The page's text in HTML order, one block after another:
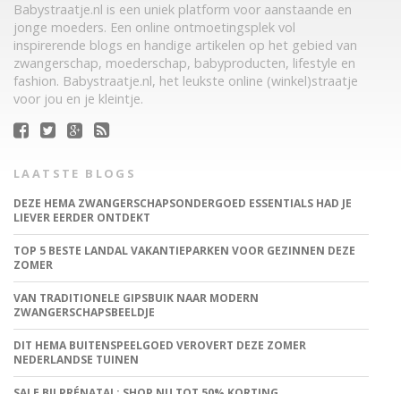
Babystraatje.nl is een uniek platform voor aanstaande en
jonge moeders. Een online ontmoetingsplek vol
inspirerende blogs en handige artikelen op het gebied van
zwangerschap, moederschap, babyproducten, lifestyle en
fashion. Babystraatje.nl, het leukste online (winkel)straatje
voor jou en je kleintje.
LAATSTE BLOGS
DEZE HEMA ZWANGERSCHAPSONDERGOED ESSENTIALS HAD JE
LIEVER EERDER ONTDEKT
TOP 5 BESTE LANDAL VAKANTIEPARKEN VOOR GEZINNEN DEZE
ZOMER
VAN TRADITIONELE GIPSBUIK NAAR MODERN
ZWANGERSCHAPSBEELDJE
DIT HEMA BUITENSPEELGOED VEROVERT DEZE ZOMER
NEDERLANDSE TUINEN